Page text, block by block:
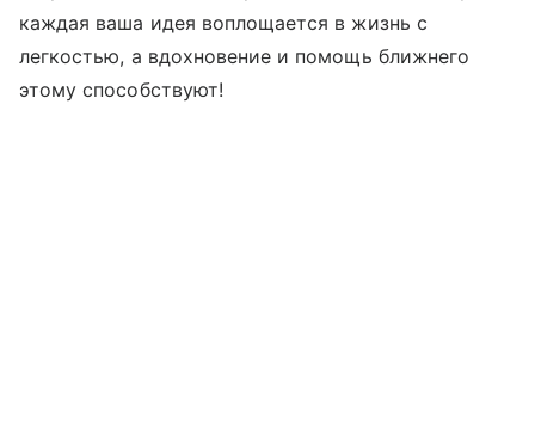
каждая ваша идея воплощается в жизнь с
легкостью, а вдохновение и помощь ближнего
этому способствуют!